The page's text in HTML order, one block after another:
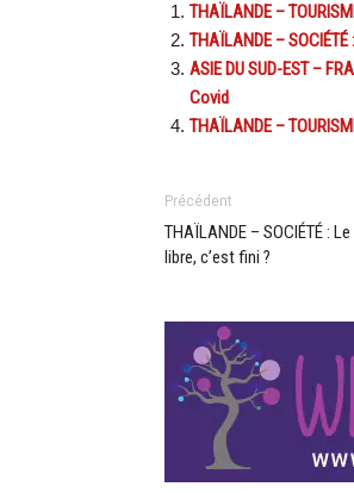
THAÏLANDE –
THAÏLANDE –
ASIE DU SUD-EST –
Covid
THAÏLANDE –
Précédent
THAÏLANDE – SOCIÉTÉ :
libre, c’est fini ?